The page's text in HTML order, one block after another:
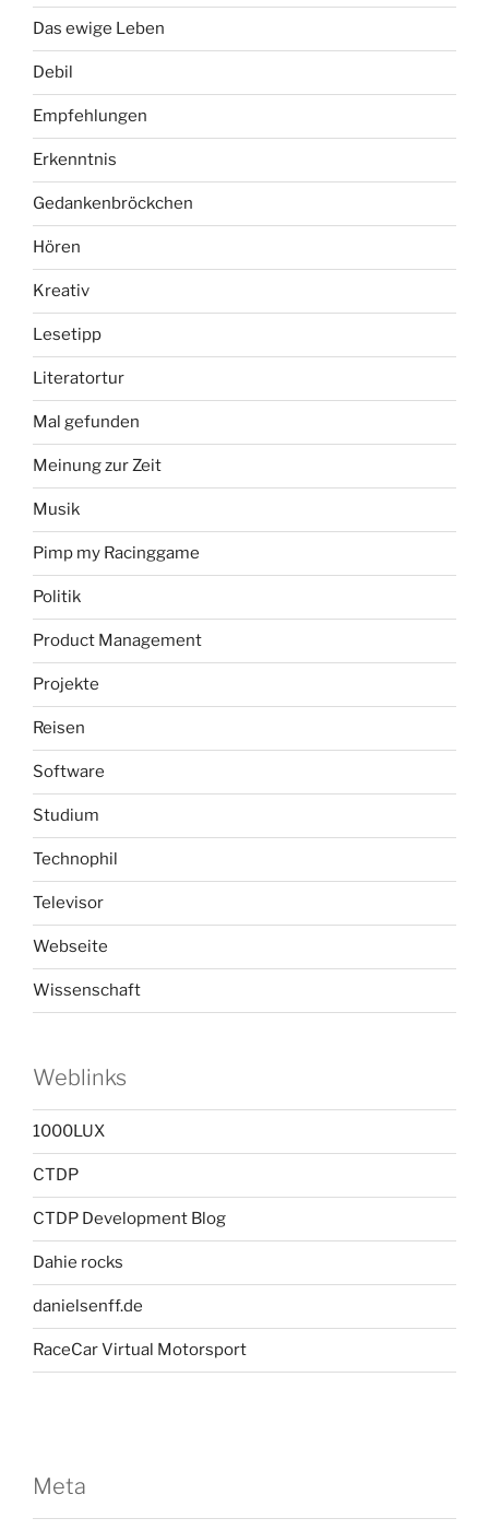
Das ewige Leben
Debil
Empfehlungen
Erkenntnis
Gedankenbröckchen
Hören
Kreativ
Lesetipp
Literatortur
Mal gefunden
Meinung zur Zeit
Musik
Pimp my Racinggame
Politik
Product Management
Projekte
Reisen
Software
Studium
Technophil
Televisor
Webseite
Wissenschaft
Weblinks
1000LUX
CTDP
CTDP Development Blog
Dahie rocks
danielsenff.de
RaceCar Virtual Motorsport
Meta